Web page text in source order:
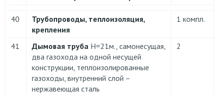
40
Трубопроводы, теплоизоляция,
крепления
1 компл.
41 Дымовая труба H=21м., самонесущая,
два газохода на одной несущей
конструкции, теплоизолированные
газоходы, внутренний слой –
нержавеющая сталь
2